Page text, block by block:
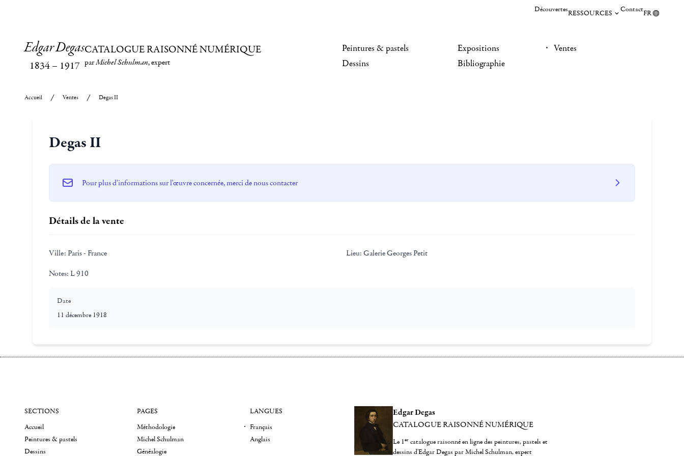
DécouvertesRESSOURCES ContactFR
Edgar Degas
1834– 1917
CATALOGUE RAISONNÉ NUMÉRIQUE
parMichel Schulman, expert
Peintures & pastels
Dessins
Expositions
Bibliographie
Ventes
Accueil Ventes Degas II
Degas II
Pour plus d'informations sur l'œuvre concernée, merci de nous contacter
Détails de la vente
Ville: Paris - France Lieu: Galerie Georges Petit
Notes: L 910
Date
11 décembre 1918
Edgar Degas
CATALOGUE RAISONNÉ NUMÉRIQUE
Le 1er catalogue raisonné en ligne des peintures, pastels et
dessins d'Edgar Degas par Michel Schulman, expert
SECTIONS
Accueil
Peintures & pastels
Dessins
PAGES
Méthodologie
Michel Schulman
Généalogie
LANGUES
Français
Anglais